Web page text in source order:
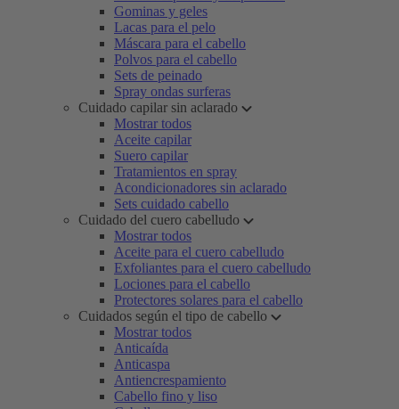
Gominas y geles
Lacas para el pelo
Máscara para el cabello
Polvos para el cabello
Sets de peinado
Spray ondas surferas
Cuidado capilar sin aclarado
Mostrar todos
Aceite capilar
Suero capilar
Tratamientos en spray
Acondicionadores sin aclarado
Sets cuidado cabello
Cuidado del cuero cabelludo
Mostrar todos
Aceite para el cuero cabelludo
Exfoliantes para el cuero cabelludo
Lociones para el cabello
Protectores solares para el cabello
Cuidados según el tipo de cabello
Mostrar todos
Anticaída
Anticaspa
Antiencrespamiento
Cabello fino y liso